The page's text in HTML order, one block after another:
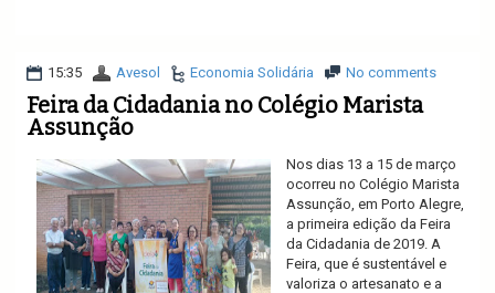
15:35 Avesol Economia Solidária No comments
Feira da Cidadania no Colégio Marista
Assunção
Nos dias 13 a 15 de março
ocorreu no Colégio Marista
Assunção, em Porto Alegre,
a primeira edição da Feira
da Cidadania de 2019. A
Feira, que é sustentável e
valoriza o artesanato e a